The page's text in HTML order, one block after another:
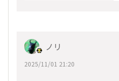
ノリ
2025/11/01 21:20